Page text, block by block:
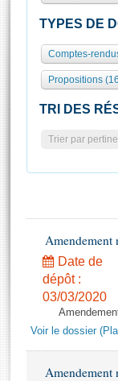
Présidence
577 députés
Groupes
Séance
Europe et
Pétitions
Projets de loi
Propositions de
Amendements
Textes adoptés
Rapports
Rôle et
Présidence
Statistiques
Documents
( Constitution |
Histoire
Juniors
Anciennes
Liens vers
Visiter
Visite
Assister à
La
Contacts et
Photos
TYPES DE
Comptes-
Propositions
TRI DES
Trier par
Amendement
Date de
dépôt :
03/03/2020
Voir le dossier